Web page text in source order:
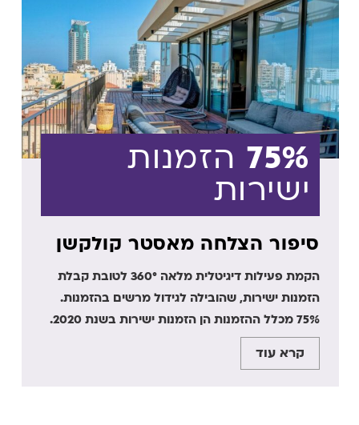
75%הזמנות
ישירות
סיפור הצלחה מאסטר קולקשן
הקמת פעילות דיגיטלית מלאה 360° לטובת קבלת
הזמנות ישירות, שהובילה לגידול מרשים בהזמנות.
75% מכלל ההזמנות הן הזמנות ישירות בשנת 2020.
קרא עוד